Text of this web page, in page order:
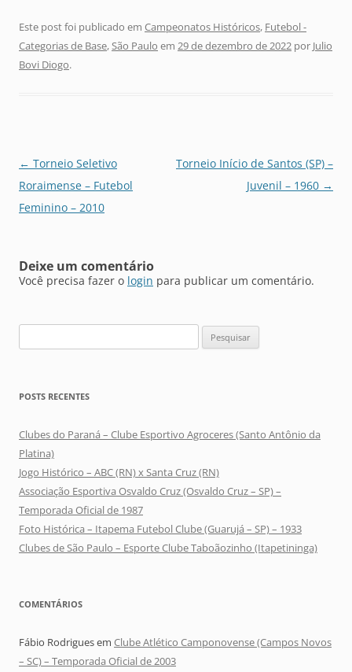
Este post foi publicado em Campeonatos Históricos, Futebol -
Categorias de Base,São Paulo em 29 de dezembro de 2022 por Julio
Bovi Diogo.
Navegação
de
posts
← Torneio Seletivo
Roraimense – Futebol
Feminino – 2010
Torneio Início de Santos (SP) –
Juvenil – 1960 →
Deixe um comentário
Você precisa fazer o login para publicar um comentário.
por:
POSTS RECENTES
Clubes do Paraná – Clube Esportivo Agroceres (Santo Antônio da
Platina)
Jogo Histórico – ABC (RN) x Santa Cruz (RN)
Associação Esportiva Osvaldo Cruz (Osvaldo Cruz – SP) –
Temporada Oficial de 1987
Foto Histórica – Itapema Futebol Clube (Guarujá – SP) – 1933
Clubes de São Paulo – Esporte Clube Taboãozinho (Itapetininga)
COMENTÁRIOS
Fábio Rodriguesem Clube Atlético Camponovense (Campos Novos
– SC) – Temporada Oficial de 2003